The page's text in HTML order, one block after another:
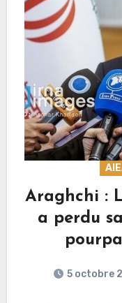
Araghchi :
a perdu
5 octobre